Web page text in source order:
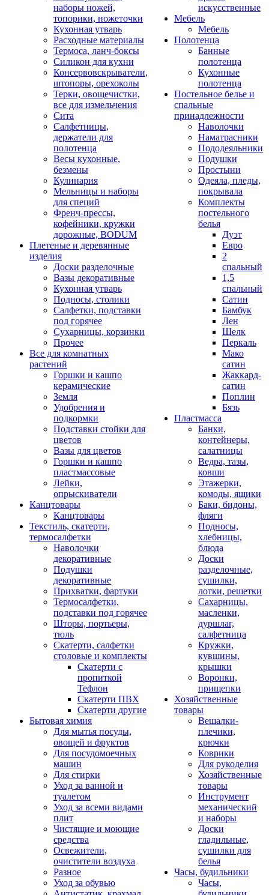
наборы ножей,
топорики, ножеточки
Кухонная утварь
Расходные материалы
Термоса, ланч-боксы
Силикон для кухни
Консервовскрыватели,
штопоры, орехоколы
Терки, овощечистки,
все для измельчения
Сита
Салфетницы,
держатели для
полотенца
Весы кухонные,
безмены
Кулинария
Мельницы и наборы
для специй
Френч-прессы,
кофейники, кружки
дорожные, BODUM
Плетеные и деревянные
изделия
Доски разделочные
Вазы декоративные
Кухонная утварь
Подносы, столики
Салфетки, подставки
под горячее
Сухарницы, корзинки
Прочее
Все для комнатных
растений
Горшки и кашпо
керамические
Земля
Удобрения и
подкормки
Подставки стойки для
цветов
Вазы для цветов
Горшки и кашпо
пластмассовые
Лейки,
опрыскиватели
Канцтовары
Канцтовары
Текстиль, скатерти,
термосалфетки
Наволочки
декоративные
Подушки
декоративные
Прихватки, фартуки
Термосалфетки,
подставки под горячее
Шторы, портьеры,
тюль
Скатерти, салфетки
столовые и комплекты
Скатерти с
пропиткой
Тефлон
Скатерти ПВХ
Скатерти другие
Бытовая химия
Для мытья посуды,
овощей и фруктов
Для посудомоечных
машин
Для стирки
Уход за ванной и
туалетом
Уход за всеми видами
плит
Чистящие и моющие
средства
Освежители,
очистители воздуха
Разное
Уход за обувью
искусственные
Мебель
Мебель
Полотенца
Банные
полотенца
Кухонные
полотенца
Постельное белье и
спальные
принадлежности
Наволочки
Наматрасники
Пододеяльники
Подушки
Простыни
Одеяла, пледы,
покрывала
Комплекты
постельного
белья
Дуэт
Евро
2
спальный
1,5
спальный
Сатин
Бамбук
Лен
Шелк
Перкаль
Мако
сатин
Жаккард-
сатин
Поплин
Бязь
Пластмасса
Банки,
контейнеры,
салатницы
Ведра, тазы,
ковши
Этажерки,
комоды, ящики
Баки, бидоны,
фляги
Подносы,
хлебницы,
блюда
Доски
разделочные,
сушилки,
лотки, решетки
Сахарницы,
масленки,
дуршлаг,
салфетница
Кружки,
кувшины,
крышки
Воронки,
прищепки
Хозяйственные
товары
Вешалки-
плечики,
крючки
Коврики
Для рукоделия
Хозяйственные
товары
Инструмент
механический
и наборы
Доски
гладильные,
сушилки для
белья
Часы, будильники
Часы,